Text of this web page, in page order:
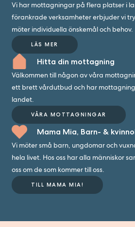
Vi har mottagningar på flera platser i
förankrade verksamheter erbjuder vi
möter individuella önskemål och behov.
LÄS MER
Hitta din mottagning
Välkommen till någon av våra
ett brett vårdutbud och har
landet.
VÅRA MOTTAGNINGAR
Mama Mia, Barn- &
Vi möter små barn, ungdomar och
hela livet. Hos oss har alla människor
oss om de som kommer till oss.
TILL MAMA MIA!